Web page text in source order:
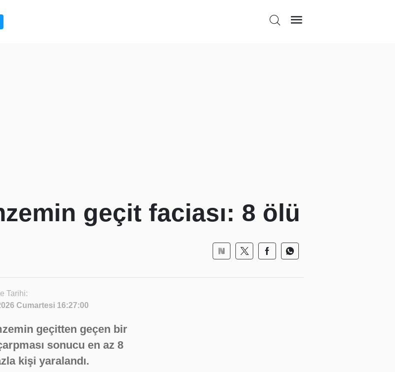
geçit faciası: 8 ölü
Tarihi:
Cumartesi 16:27:00
geçitten geçen bir
sonucu en az 8
kişi yaralandı.